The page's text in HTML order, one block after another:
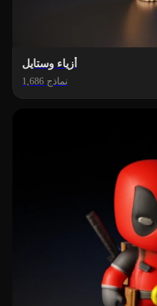
أزياء وستايل
1,686 نماذج